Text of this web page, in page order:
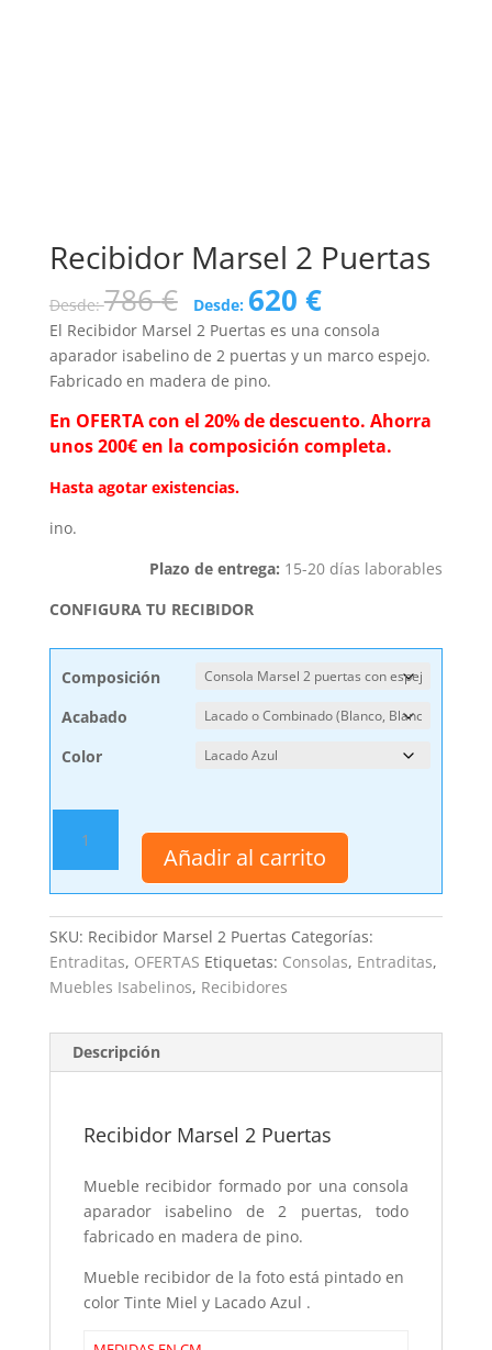
Recibidor Marsel 2 Puertas
Desde:786€ Desde: 620 €
El Recibidor Marsel 2 Puertas es una consola
aparador isabelino de 2 puertas y un marco espejo.
Fabricado en madera de pino.
En OFERTA con el 20% de descuento. Ahorra
unos 200€ en la composición completa.
Hasta agotar existencias.
ino.
Plazo de entrega: 15-20 días laborables
CONFIGURA TU RECIBIDOR
Composición
Acabado
Color
Marsel
2
Puertas
cantidad
Añadir al carrito
SKU: Recibidor Marsel 2 Puertas Categorías:
Entraditas, OFERTAS Etiquetas: Consolas, Entraditas,
Muebles Isabelinos, Recibidores
Descripción
Recibidor Marsel 2 Puertas
Mueble recibidor formado por una consola
aparador isabelino de 2 puertas, todo
fabricado en madera de pino.
Mueble recibidor de la foto está pintado en
color Tinte Miel y Lacado Azul .